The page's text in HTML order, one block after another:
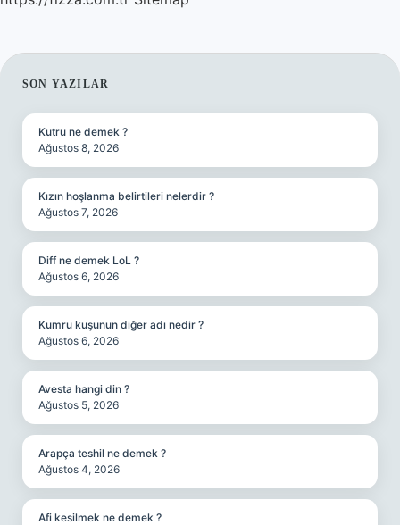
SIDEBAR
SON YAZILAR
Kutru ne demek ?
Ağustos 8, 2026
Kızın hoşlanma belirtileri nelerdir ?
Ağustos 7, 2026
Diff ne demek LoL ?
Ağustos 6, 2026
Kumru kuşunun diğer adı nedir ?
Ağustos 6, 2026
Avesta hangi din ?
Ağustos 5, 2026
Arapça teshil ne demek ?
Ağustos 4, 2026
Afi kesilmek ne demek ?